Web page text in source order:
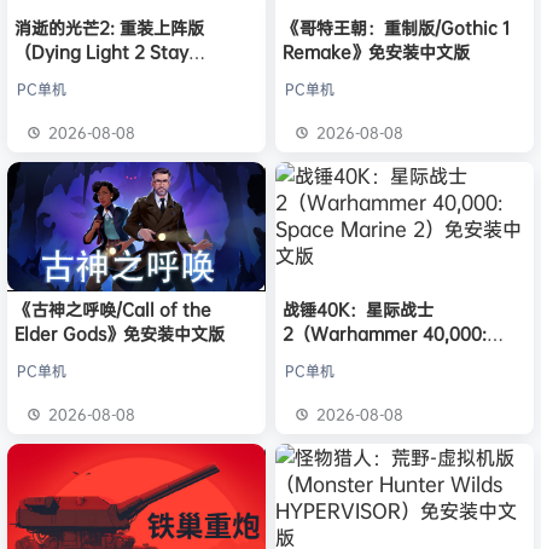
消逝的光芒2: 重装上阵版
（Dying Light 2 Stay
免安装中文版
PC单机
2026-08-08
《哥特王朝：重制版/Gothic 1
Remake》免安装中文版
PC单机
2026-08-08
《古神之呼唤/Call of the
Elder Gods》免安装中文版
PC单机
2026-08-08
战锤40K：星际战士
2（Warhammer 40,000:
版
PC单机
2026-08-08